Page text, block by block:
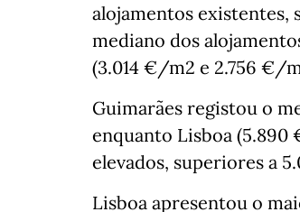
alojamentos existentes,
mediano dos
(3.014 €/m2 e 2.756 €/
Guimarães registou o
enquanto Lisboa (5.890
elevados, superiores a
Lisboa apresentou o